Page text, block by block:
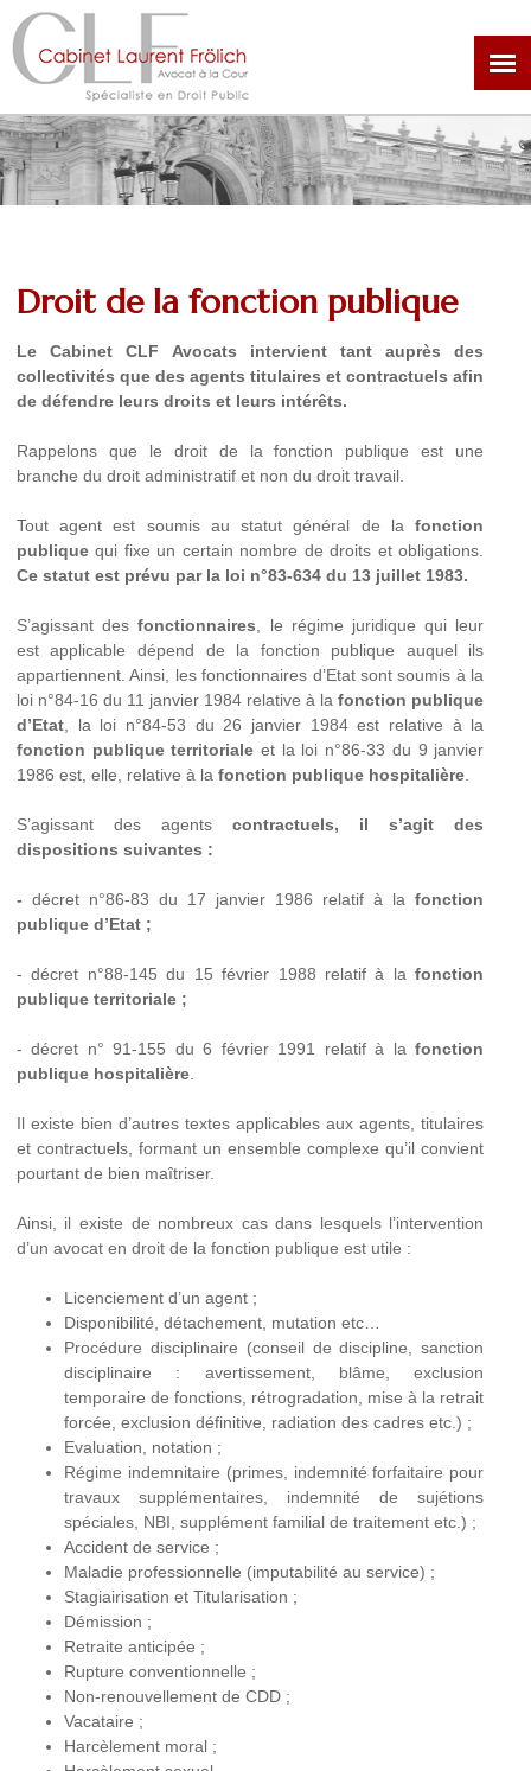
Aller
au
contenu
principal
Droit de la fonction publique
Le Cabinet CLF Avocats intervient tant auprès des
collectivités que des agents titulaires et contractuels afin
de défendre leurs droits et leurs intérêts.
Rappelons que le droit de la fonction publique est une
branche du droit administratif et non du droit travail.
Tout agent est soumis au statut général de lafonction
publiquequi fixe un certain nombre de droits et obligations.
Ce statut est prévu par la loi n°83-634 du 13 juillet 1983.
S’agissant desfonctionnaires , le régime juridique qui leur
est applicable dépend de la fonction publique auquel ils
appartiennent. Ainsi, les fonctionnaires d’Etat sont soumis à la
loi n°84-16 du 11 janvier 1984 relative à lafonction publique
d’Etat, la loi n°84-53 du 26 janvier 1984 est relative à la
fonction publique territoriale et la loi n°86-33 du 9 janvier
1986 est, elle, relative à la fonction publique hospitalière.
S’agissant des agentscontractuels, il s’agit des
dispositions suivantes :
- décret n°86-83 du 17 janvier 1986 relatif à lafonction
publique d’Etat ;
- décret n°88-145 du 15 février 1988 relatif à lafonction
publique territoriale ;
- décret n° 91-155 du 6 février 1991 relatif à lafonction
publique hospitalière.
Il existe bien d’autres textes applicables aux agents, titulaires
et contractuels, formant un ensemble complexe qu’il convient
pourtant de bien maîtriser.
Ainsi, il existe de nombreux cas dans lesquels l’intervention
d’un avocat en droit de la fonction publique est utile :
Licenciement d’un agent ;
Disponibilité, détachement, mutation etc…
Procédure disciplinaire (conseil de discipline, sanction
disciplinaire : avertissement, blâme, exclusion
temporaire de fonctions, rétrogradation, mise à la retrait
forcée, exclusion définitive, radiation des cadres etc.) ;
Evaluation, notation ;
Régime indemnitaire (primes, indemnité forfaitaire pour
travaux supplémentaires, indemnité de sujétions
spéciales, NBI, supplément familial de traitement etc.) ;
Accident de service ;
Maladie professionnelle (imputabilité au service) ;
Stagiairisation et Titularisation ;
Démission ;
Retraite anticipée ;
Rupture conventionnelle ;
Non-renouvellement de CDD ;
Vacataire ;
Harcèlement moral ;